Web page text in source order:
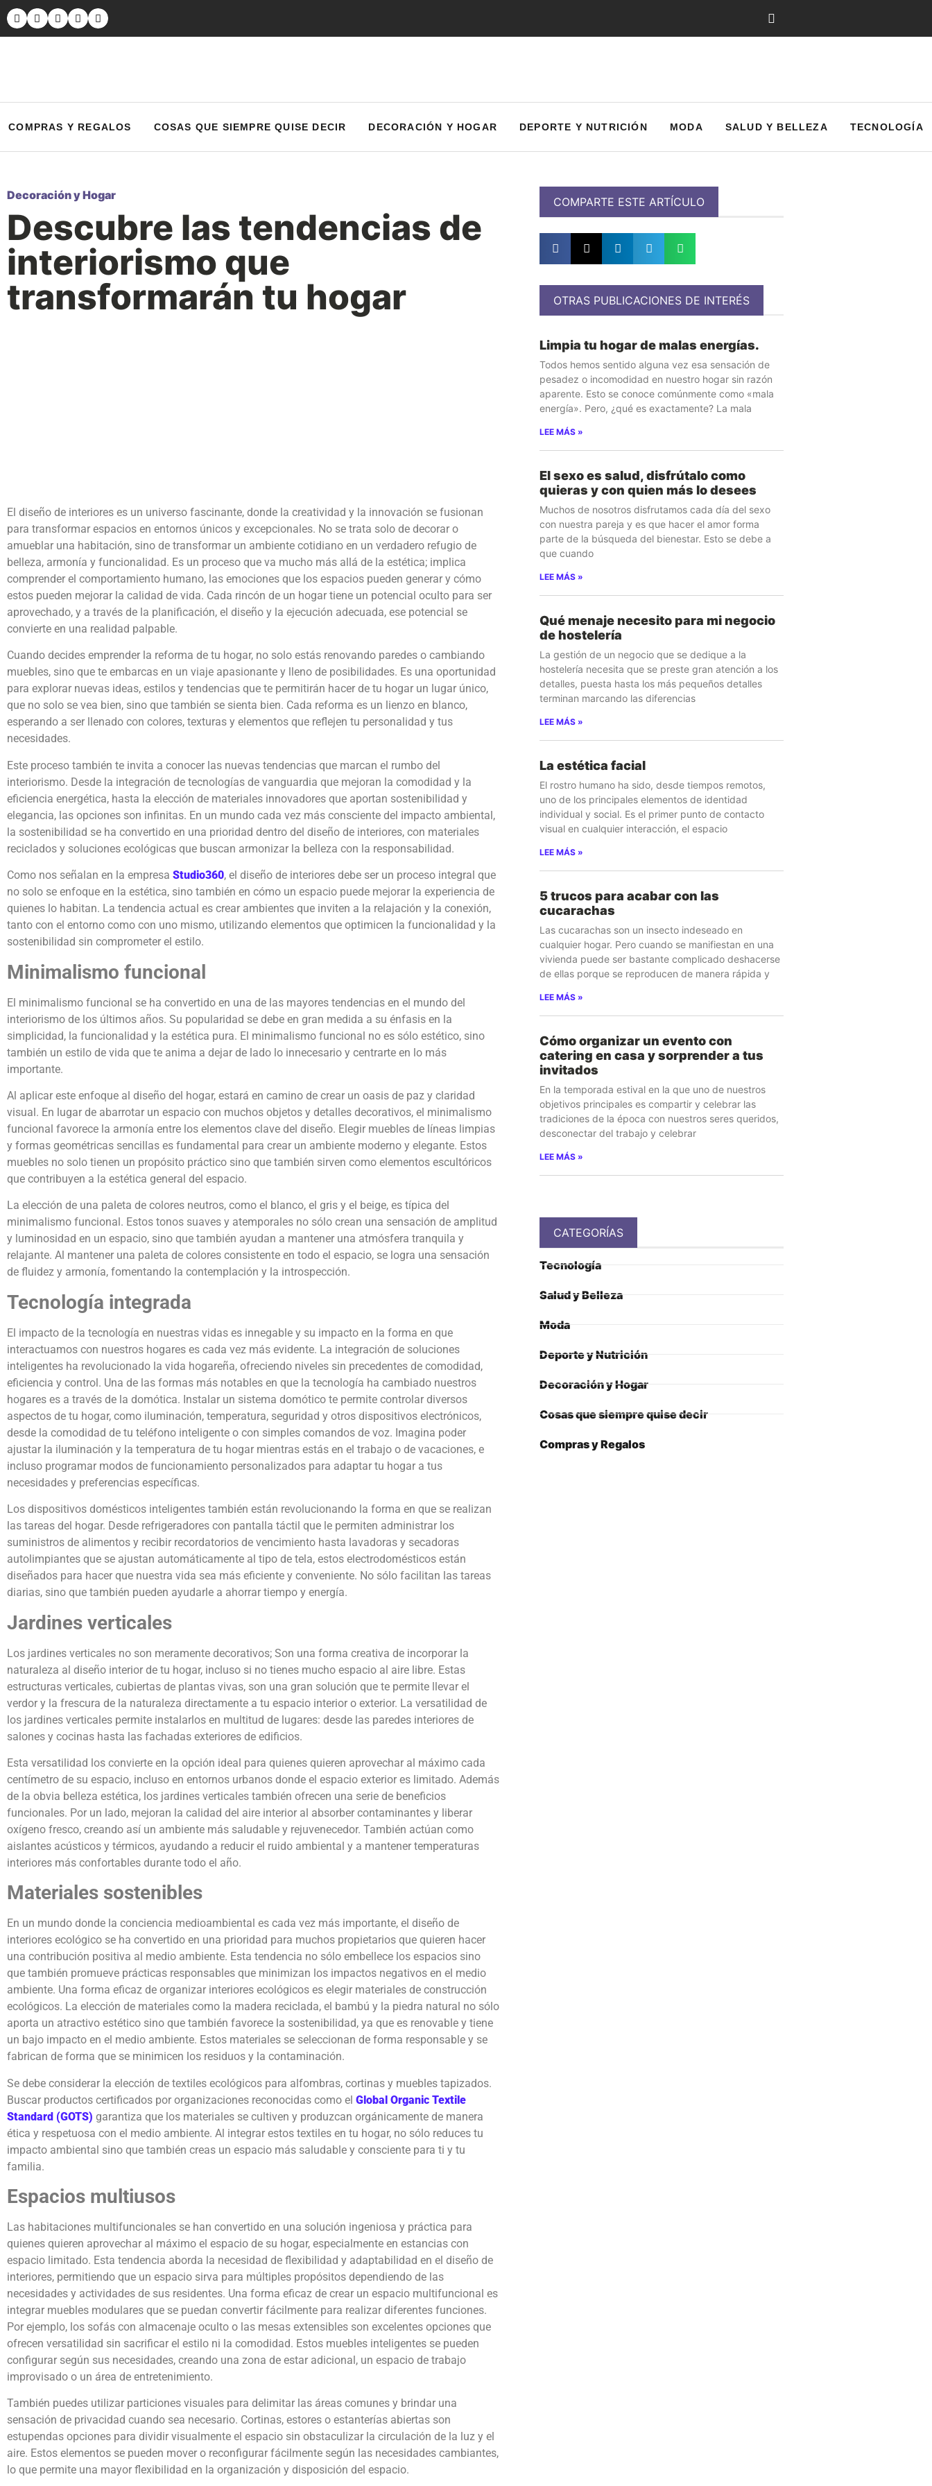
COMPRAS Y REGALOS COSAS QUE SIEMPRE QUISE DECIR DECORACIÓN Y HOGAR DEPORTE Y NUTRICIÓN MODA SALUD Y BELLEZA TECNOLOGÍA
Decoración y Hogar
Descubre las tendencias de
interiorismo que
transformarán tu hogar
El diseño de interiores es un universo fascinante, donde la creatividad y la innovación se fusionan
para transformar espacios en entornos únicos y excepcionales. No se trata solo de decorar o
amueblar una habitación, sino de transformar un ambiente cotidiano en un verdadero refugio de
belleza, armonía y funcionalidad. Es un proceso que va mucho más allá de la estética; implica
comprender el comportamiento humano, las emociones que los espacios pueden generar y cómo
estos pueden mejorar la calidad de vida. Cada rincón de un hogar tiene un potencial oculto para ser
aprovechado, y a través de la planificación, el diseño y la ejecución adecuada, ese potencial se
convierte en una realidad palpable.
Cuando decides emprender la reforma de tu hogar, no solo estás renovando paredes o cambiando
muebles, sino que te embarcas en un viaje apasionante y lleno de posibilidades. Es una oportunidad
para explorar nuevas ideas, estilos y tendencias que te permitirán hacer de tu hogar un lugar único,
que no solo se vea bien, sino que también se sienta bien. Cada reforma es un lienzo en blanco,
esperando a ser llenado con colores, texturas y elementos que reflejen tu personalidad y tus
necesidades.
Este proceso también te invita a conocer las nuevas tendencias que marcan el rumbo del
interiorismo. Desde la integración de tecnologías de vanguardia que mejoran la comodidad y la
eficiencia energética, hasta la elección de materiales innovadores que aportan sostenibilidad y
elegancia, las opciones son infinitas. En un mundo cada vez más consciente del impacto ambiental,
la sostenibilidad se ha convertido en una prioridad dentro del diseño de interiores, con materiales
reciclados y soluciones ecológicas que buscan armonizar la belleza con la responsabilidad.
Como nos señalan en la empresa Studio360, el diseño de interiores debe ser un proceso integral que
no solo se enfoque en la estética, sino también en cómo un espacio puede mejorar la experiencia de
quienes lo habitan. La tendencia actual es crear ambientes que inviten a la relajación y la conexión,
tanto con el entorno como con uno mismo, utilizando elementos que optimicen la funcionalidad y la
sostenibilidad sin comprometer el estilo.
Minimalismo funcional
El minimalismo funcional se ha convertido en una de las mayores tendencias en el mundo del
interiorismo de los últimos años. Su popularidad se debe en gran medida a su énfasis en la
simplicidad, la funcionalidad y la estética pura. El minimalismo funcional no es sólo estético, sino
también un estilo de vida que te anima a dejar de lado lo innecesario y centrarte en lo más
importante.
Al aplicar este enfoque al diseño del hogar, estará en camino de crear un oasis de paz y claridad
visual. En lugar de abarrotar un espacio con muchos objetos y detalles decorativos, el minimalismo
funcional favorece la armonía entre los elementos clave del diseño. Elegir muebles de líneas limpias
y formas geométricas sencillas es fundamental para crear un ambiente moderno y elegante. Estos
muebles no solo tienen un propósito práctico sino que también sirven como elementos escultóricos
que contribuyen a la estética general del espacio.
La elección de una paleta de colores neutros, como el blanco, el gris y el beige, es típica del
minimalismo funcional. Estos tonos suaves y atemporales no sólo crean una sensación de amplitud
y luminosidad en un espacio, sino que también ayudan a mantener una atmósfera tranquila y
relajante. Al mantener una paleta de colores consistente en todo el espacio, se logra una sensación
de fluidez y armonía, fomentando la contemplación y la introspección.
Tecnología integrada
El impacto de la tecnología en nuestras vidas es innegable y su impacto en la forma en que
interactuamos con nuestros hogares es cada vez más evidente. La integración de soluciones
inteligentes ha revolucionado la vida hogareña, ofreciendo niveles sin precedentes de comodidad,
eficiencia y control. Una de las formas más notables en que la tecnología ha cambiado nuestros
hogares es a través de la domótica. Instalar un sistema domótico te permite controlar diversos
aspectos de tu hogar, como iluminación, temperatura, seguridad y otros dispositivos electrónicos,
desde la comodidad de tu teléfono inteligente o con simples comandos de voz. Imagina poder
ajustar la iluminación y la temperatura de tu hogar mientras estás en el trabajo o de vacaciones, e
incluso programar modos de funcionamiento personalizados para adaptar tu hogar a tus
necesidades y preferencias específicas.
Los dispositivos domésticos inteligentes también están revolucionando la forma en que se realizan
las tareas del hogar. Desde refrigeradores con pantalla táctil que le permiten administrar los
suministros de alimentos y recibir recordatorios de vencimiento hasta lavadoras y secadoras
autolimpiantes que se ajustan automáticamente al tipo de tela, estos electrodomésticos están
diseñados para hacer que nuestra vida sea más eficiente y conveniente. No sólo facilitan las tareas
diarias, sino que también pueden ayudarle a ahorrar tiempo y energía.
Jardines verticales
Los jardines verticales no son meramente decorativos; Son una forma creativa de incorporar la
naturaleza al diseño interior de tu hogar, incluso si no tienes mucho espacio al aire libre. Estas
estructuras verticales, cubiertas de plantas vivas, son una gran solución que te permite llevar el
verdor y la frescura de la naturaleza directamente a tu espacio interior o exterior. La versatilidad de
los jardines verticales permite instalarlos en multitud de lugares: desde las paredes interiores de
salones y cocinas hasta las fachadas exteriores de edificios.
Esta versatilidad los convierte en la opción ideal para quienes quieren aprovechar al máximo cada
centímetro de su espacio, incluso en entornos urbanos donde el espacio exterior es limitado. Además
de la obvia belleza estética, los jardines verticales también ofrecen una serie de beneficios
funcionales. Por un lado, mejoran la calidad del aire interior al absorber contaminantes y liberar
oxígeno fresco, creando así un ambiente más saludable y rejuvenecedor. También actúan como
aislantes acústicos y térmicos, ayudando a reducir el ruido ambiental y a mantener temperaturas
interiores más confortables durante todo el año.
Materiales sostenibles
En un mundo donde la conciencia medioambiental es cada vez más importante, el diseño de
interiores ecológico se ha convertido en una prioridad para muchos propietarios que quieren hacer
una contribución positiva al medio ambiente. Esta tendencia no sólo embellece los espacios sino
que también promueve prácticas responsables que minimizan los impactos negativos en el medio
ambiente. Una forma eficaz de organizar interiores ecológicos es elegir materiales de construcción
ecológicos. La elección de materiales como la madera reciclada, el bambú y la piedra natural no sólo
aporta un atractivo estético sino que también favorece la sostenibilidad, ya que es renovable y tiene
un bajo impacto en el medio ambiente. Estos materiales se seleccionan de forma responsable y se
fabrican de forma que se minimicen los residuos y la contaminación.
Se debe considerar la elección de textiles ecológicos para alfombras, cortinas y muebles tapizados.
Buscar productos certificados por organizaciones reconocidas como el Global Organic Textile
Standard (GOTS) garantiza que los materiales se cultiven y produzcan orgánicamente de manera
ética y respetuosa con el medio ambiente. Al integrar estos textiles en tu hogar, no sólo reduces tu
impacto ambiental sino que también creas un espacio más saludable y consciente para ti y tu
familia.
Espacios multiusos
Las habitaciones multifuncionales se han convertido en una solución ingeniosa y práctica para
quienes quieren aprovechar al máximo el espacio de su hogar, especialmente en estancias con
espacio limitado. Esta tendencia aborda la necesidad de flexibilidad y adaptabilidad en el diseño de
interiores, permitiendo que un espacio sirva para múltiples propósitos dependiendo de las
necesidades y actividades de sus residentes. Una forma eficaz de crear un espacio multifuncional es
integrar muebles modulares que se puedan convertir fácilmente para realizar diferentes funciones.
Por ejemplo, los sofás con almacenaje oculto o las mesas extensibles son excelentes opciones que
ofrecen versatilidad sin sacrificar el estilo ni la comodidad. Estos muebles inteligentes se pueden
configurar según sus necesidades, creando una zona de estar adicional, un espacio de trabajo
improvisado o un área de entretenimiento.
También puedes utilizar particiones visuales para delimitar las áreas comunes y brindar una
sensación de privacidad cuando sea necesario. Cortinas, estores o estanterías abiertas son
estupendas opciones para dividir visualmente el espacio sin obstaculizar la circulación de la luz y el
aire. Estos elementos se pueden mover o reconfigurar fácilmente según las necesidades cambiantes,
lo que permite una mayor flexibilidad en la organización y disposición del espacio.
COMPARTE ESTE ARTÍCULO
OTRAS PUBLICACIONES DE INTERÉS
Limpia tu hogar de malas energías.
Todos hemos sentido alguna vez esa sensación de
pesadez o incomodidad en nuestro hogar sin razón
aparente. Esto se conoce comúnmente como «mala
energía». Pero, ¿qué es exactamente? La mala
LEE MÁS »
El sexo es salud, disfrútalo como
quieras y con quien más lo desees
Muchos de nosotros disfrutamos cada día del sexo
con nuestra pareja y es que hacer el amor forma
parte de la búsqueda del bienestar. Esto se debe a
que cuando
LEE MÁS »
Qué menaje necesito para mi negocio
de hostelería
La gestión de un negocio que se dedique a la
hostelería necesita que se preste gran atención a los
detalles, puesta hasta los más pequeños detalles
terminan marcando las diferencias
LEE MÁS »
La estética facial
El rostro humano ha sido, desde tiempos remotos,
uno de los principales elementos de identidad
individual y social. Es el primer punto de contacto
visual en cualquier interacción, el espacio
LEE MÁS »
5 trucos para acabar con las
cucarachas
Las cucarachas son un insecto indeseado en
cualquier hogar. Pero cuando se manifiestan en una
vivienda puede ser bastante complicado deshacerse
de ellas porque se reproducen de manera rápida y
LEE MÁS »
Cómo organizar un evento con
catering en casa y sorprender a tus
invitados
En la temporada estival en la que uno de nuestros
objetivos principales es compartir y celebrar las
tradiciones de la época con nuestros seres queridos,
desconectar del trabajo y celebrar
LEE MÁS »
CATEGORÍAS
Tecnología
Salud y Belleza
Moda
Deporte y Nutrición
Decoración y Hogar
Cosas que siempre quise decir
Compras y Regalos